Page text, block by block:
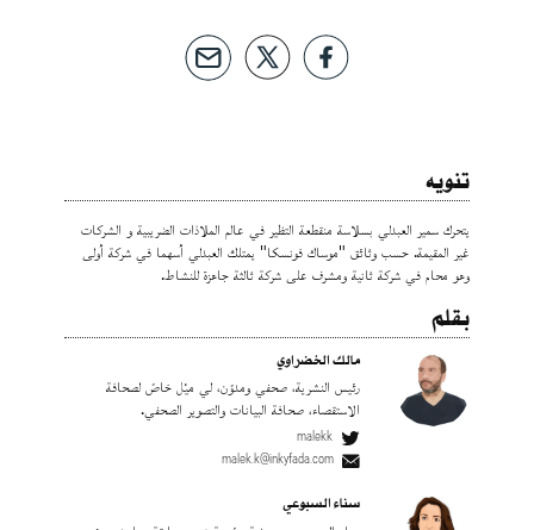
تنويه
يتحرك سمير العبدلي بسلاسة منقطعة التظير في عالم الملاذات الضريبية و الشركات
غير المقيمة. حسب وثائق "موساك فونسكا" يمتلك العبدلي أسهما في شركة أولى
وهو محام في شركة ثانية ومشرف على شركة ثالثة جاهزة للنشاط.
بقلم
مالك الخضراوي
رئيس النشرية، صحفي ومدوّن، لي ميْل خاصّ لصحافة
الاستقصاء، صحافة البيانات والتصوير الصحفي.
malekk
malek.k@inkyfada.com
سناء السبوعي